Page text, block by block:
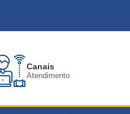
Canais
Atendimento